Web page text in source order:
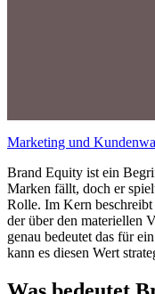
Marketing und
Brand Equity ist ein
Marken fällt, doch er
Rolle. Im Kern
der über den materiellen
genau bedeutet das für
kann es diesen Wert